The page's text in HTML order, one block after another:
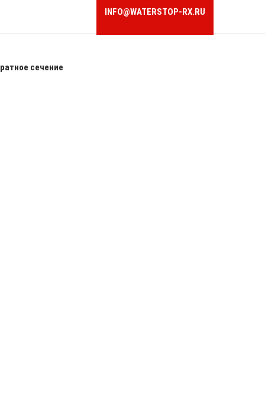
INFO@WATERSTOP-RX.RU
сечение